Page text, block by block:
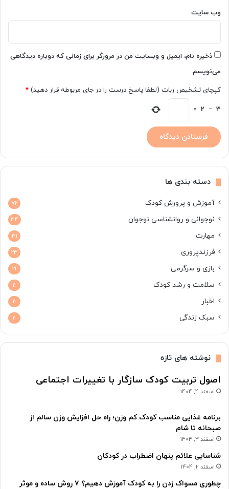
م
ن
؟
وب‌ سایت
ذخیره نام، ایمیل و وبسایت من در مرورگر برای زمانی که دوباره دیدگاهی
می‌نویسم.
کپچای تشخیص ربات (لطفا پاسخ درست را در جای مربوطه قرار دهید) *
3
−
2
=
دسته بندی ها
آموزش و پرورش کودک 72
نوجوانی و روانشناسی نوجوان 34
مهارت 31
فرزندپروری 23
بازی و سرگرمی 21
سلامت و رشد کودک 11
اخبار 11
سبک زندگی 11
نوشته های تازه
اصول تربیت کودک سازگار با تغییرات اجتماعی
اسفند 4, 1404
برنامه غذایی مناسب کودک کم وزن؛ راه حل افزایش وزن سالم از
صبحانه تا شام
اسفند 3, 1404
شناسایی علائم پنهان اضطراب در کودکان
اسفند 2, 1404
چطوری مسواک زدن را به کودک آموزش دهیم؟ ۷ روش ساده و موثر